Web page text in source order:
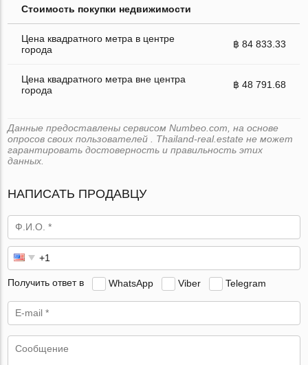
Стоимость покупки недвижимости
Цена квадратного метра в центре
города
฿ 84 833.33
Цена квадратного метра вне центра
города
฿ 48 791.68
Данные предоставлены сервисом Numbeo.com, на основе
опросов своих пользователей . Thailand-real.estate не может
гарантировать достоверность и правильность этих
данных.
НАПИСАТЬ ПРОДАВЦУ
Получить ответ в WhatsApp Viber Telegram